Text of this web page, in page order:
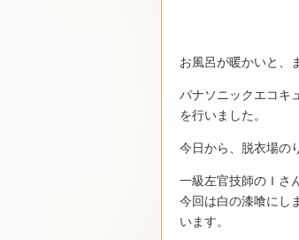
お風呂が暖かいと、
パナソニックエコキ
を行いました。
今日から、脱衣場の
一級左官技師のＩさ
今回は白の漆喰にし
います。